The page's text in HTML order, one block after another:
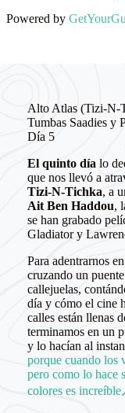
Powered by
Alto Atlas (Tizi-N-
Tumbas Saadies y
Día 5
El quinto día lo
que nos llevó a
Tizi-N-Tichka, a
Ait Ben Haddou,
se han grabado
Gladiator y
Para adentrarnos
cruzando un
callejuelas,
día y cómo el cine
calles están llenas
terminamos en un
y lo hacían al
porque cuando los
pero como lo hace
colores es